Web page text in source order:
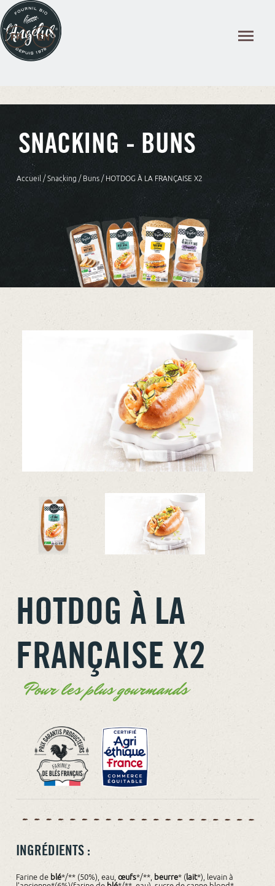
SNACKING - BUNS
Accueil /Snacking / Buns / HOTDOG À LA FRANÇAISE X2
HOTDOG À LA
FRANÇAISE X2
Pour les plus gourmands
INGRÉDIENTS :
Farine de blé*/** (50%), eau,œufs*/**, beurre* (lait*), levain à
Panneau de gestion des cookies